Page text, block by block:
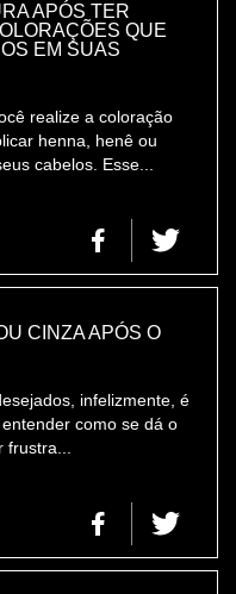
APÓS TER
QUE
EM SUAS
realize a coloração
henna, henê ou
cabelos. Esse...
CINZA APÓS O
infelizmente, é
como se dá o
frustra...